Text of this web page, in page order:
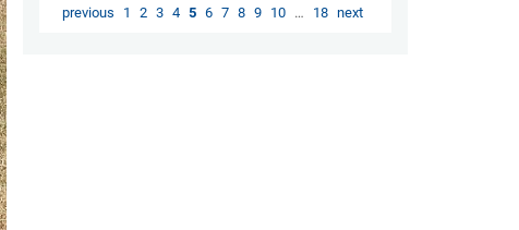
previous 1 2 3 4 5 6 7 8 9 10 … 18 next